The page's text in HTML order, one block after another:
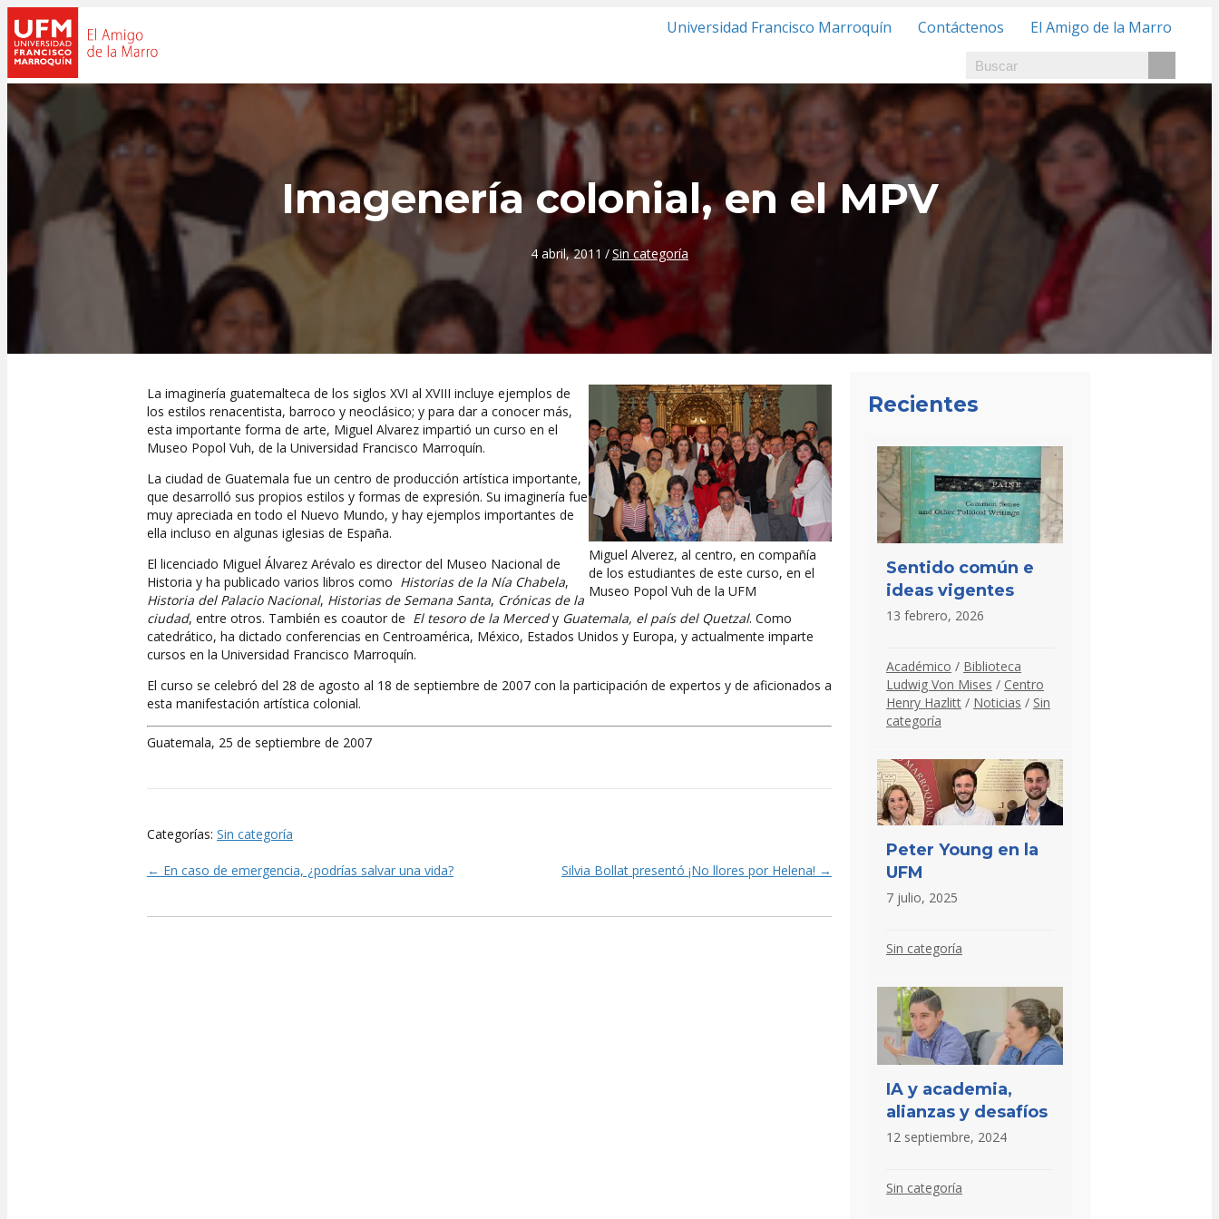
Universidad Francisco Marroquín Contáctenos El Amigo de la Marro
Imagenería colonial, en el MPV
4 abril, 2011 /Sin categoría
Miguel Alverez, al centro, en compañía
de los estudiantes de este curso, en el
Museo Popol Vuh de la UFM
La imaginería guatemalteca de los siglos XVI al XVIII incluye ejemplos de
los estilos renacentista, barroco y neoclásico; y para dar a conocer más,
esta importante forma de arte, Miguel Alvarez impartió un curso en el
Museo Popol Vuh, de la Universidad Francisco Marroquín.
La ciudad de Guatemala fue un centro de producción artística importante,
que desarrolló sus propios estilos y formas de expresión. Su imaginería fue
muy apreciada en todo el Nuevo Mundo, y hay ejemplos importantes de
ella incluso en algunas iglesias de España.
El licenciado Miguel Álvarez Arévalo es director del Museo Nacional de
Historia y ha publicado varios libros como Historias de la Nía Chabela,
Historia del Palacio Nacional, Historias de Semana Santa, Crónicas de la
ciudad, entre otros. También es coautor de El tesoro de la Mercedy Guatemala, el país del Quetzal. Como
catedrático, ha dictado conferencias en Centroamérica, México, Estados Unidos y Europa, y actualmente imparte
cursos en la Universidad Francisco Marroquín.
El curso se celebró del 28 de agosto al 18 de septiembre de 2007 con la participación de expertos y de aficionados a
esta manifestación artística colonial.
Guatemala, 25 de septiembre de 2007
Categorías: Sin categoría
Posts
navigation
← En caso de emergencia, ¿podrías salvar una vida? Silvia Bollat presentó ¡No llores por Helena! →
Recientes
Sentido común e
ideas vigentes
13 febrero, 2026
Académico / Biblioteca
Ludwig Von Mises / Centro
Henry Hazlitt / Noticias / Sin
categoría
Peter Young en la
UFM
7 julio, 2025
Sin categoría
IA y academia,
alianzas y desafíos
12 septiembre, 2024
Sin categoría